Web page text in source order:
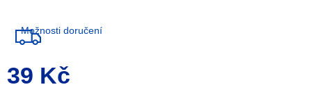
39 Kč
Měrná
cena:
Možnosti doručení